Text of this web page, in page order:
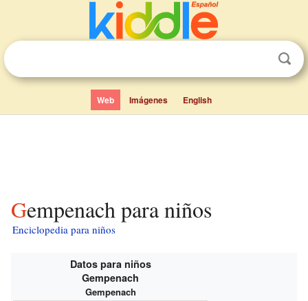
Web Imágenes English
Gempenach para niños
Enciclopedia para niños
Datos para niños
Gempenach
Gempenach